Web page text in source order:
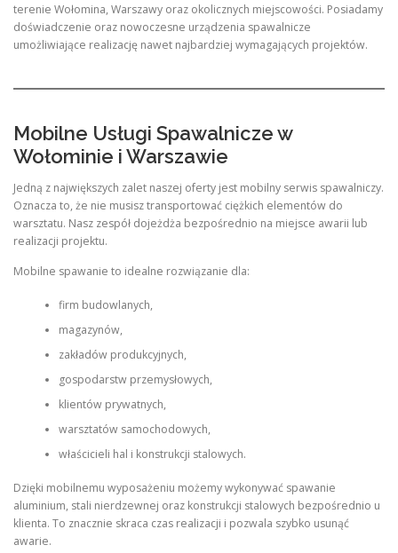
terenie Wołomina, Warszawy oraz okolicznych miejscowości. Posiadamy
doświadczenie oraz nowoczesne urządzenia spawalnicze
umożliwiające realizację nawet najbardziej wymagających projektów.
Mobilne Usługi Spawalnicze w
Wołominie i Warszawie
Jedną z największych zalet naszej oferty jest mobilny serwis spawalniczy.
Oznacza to, że nie musisz transportować ciężkich elementów do
warsztatu. Nasz zespół dojeżdża bezpośrednio na miejsce awarii lub
realizacji projektu.
Mobilne spawanie to idealne rozwiązanie dla:
firm budowlanych,
magazynów,
zakładów produkcyjnych,
gospodarstw przemysłowych,
klientów prywatnych,
warsztatów samochodowych,
właścicieli hal i konstrukcji stalowych.
Dzięki mobilnemu wyposażeniu możemy wykonywać spawanie
aluminium, stali nierdzewnej oraz konstrukcji stalowych bezpośrednio u
klienta. To znacznie skraca czas realizacji i pozwala szybko usunąć
awarie.